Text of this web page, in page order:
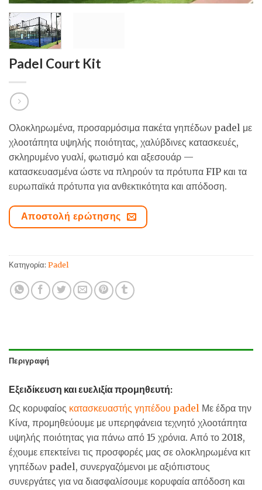
Padel Court Kit
Ολοκληρωμένα, προσαρμόσιμα πακέτα γηπέδων padel με
χλοοτάπητα υψηλής ποιότητας, χαλύβδινες κατασκευές,
σκληρυμένο γυαλί, φωτισμό και αξεσουάρ —
κατασκευασμένα ώστε να πληρούν τα πρότυπα FIP και τα
ευρωπαϊκά πρότυπα για ανθεκτικότητα και απόδοση.
Αποστολή ερώτησης
Κατηγορία: Padel
Περιγραφή
Εξειδίκευση και ευελιξία προμηθευτή:
Ως κορυφαίος κατασκευαστής γηπέδου padel Με έδρα την
Κίνα, προμηθεύουμε με υπερηφάνεια τεχνητό χλοοτάπητα
υψηλής ποιότητας για πάνω από 15 χρόνια. Από το 2018,
έχουμε επεκτείνει τις προσφορές μας σε ολοκληρωμένα κιτ
γηπέδων padel, συνεργαζόμενοι με αξιόπιστους
συνεργάτες για να διασφαλίσουμε κορυφαία απόδοση και